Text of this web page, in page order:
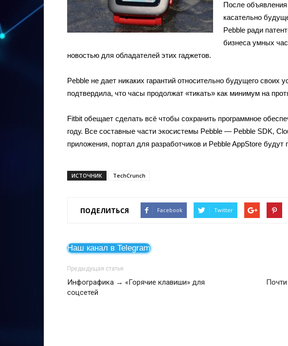
После
касательно
Pebble ради
бизнеса умных
новостью для обладателей этих гаджетов.
Pebble не дает никаких гарантий относительно будущего своих
подтвердила, что часы продолжат «тикать» как минимум на
Fitbit обещает сделать всё чтобы сохранить программное
году. Все составные части экосистемы Pebble — Pebble SDK,
приложения, портал для разработчиков и Pebble AppStore
ИСТОЧНИК TechCrunch
ПОДЕЛИТЬСЯ Facebook Twitter
Наш канал в Telegram
Предыдущая статья
Инфографика → «Горячие клавиши» для
соцсетей
Почти